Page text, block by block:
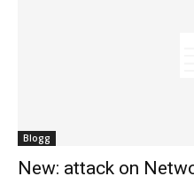
Blogg
New: attack on